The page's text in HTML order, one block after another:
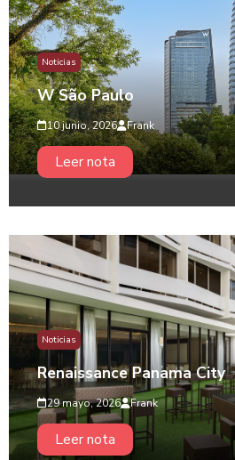
Noticias
W São Paulo
10 junio, 2026 Frank
Leer nota
Noticias
Renaissance Panama City
29 mayo, 2026 Frank
Leer nota